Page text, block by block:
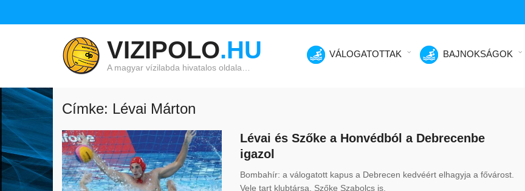
VIZIPOLO.HU
A magyar vízilabda hivatalos oldala…
VÁLOGATOTTAK BAJNOKSÁGOK
Címke: Lévai Márton
Lévai és Szőke a Honvédból a Debrecenbe
igazol
Bombahír: a válogatott kapus a Debrecen kedvéért elhagyja a fővárost.
Vele tart klubtársa, Szőke Szabolcs is.